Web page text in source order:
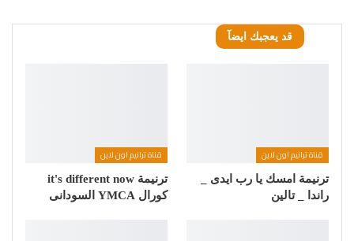
قد يعجبك ايضآ
قناة ترانيم اون لاين
ترنيمة امسك يا رب ايدى _
راندا _ تالين
قناة ترانيم اون لاين
ترنيمة it's different now
كورال YMCA السودانى